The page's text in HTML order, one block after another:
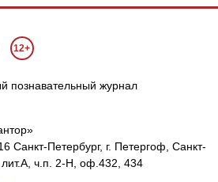
12+
познавательный журнал
Санкт-Петербург, г. Петергоф, Санкт-
лит.А, ч.п. 2-Н, оф.432, 434